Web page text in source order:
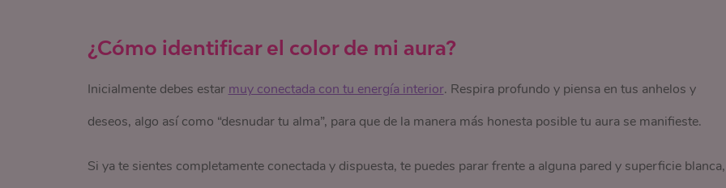
¿Cómo identificar el color de mi aura?
Inicialmente debes estar muy conectada con tu energía interior. Respira profundo y piensa en tus anhelos y
deseos, algo así como “desnudar tu alma”, para que de la manera más honesta posible tu aura se manifieste.
Si ya te sientes completamente conectada y dispuesta, te puedes parar frente a alguna pared y superficie blanca,